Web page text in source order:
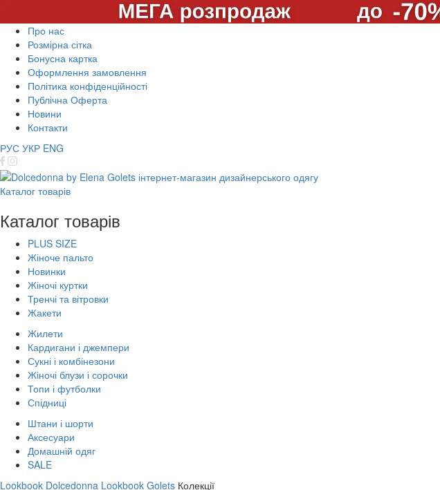
Про нас
Розмірна сітка
Бонусна картка
Оформлення замовлення
Політика конфіденційності
Публічна Оферта
Новини
Контакти
РУС УКР ENG
Каталог товарів
Каталог товарів
PLUS SIZE
Жіноче пальто
Новинки
Жіночі куртки
Тренчі та вітровки
Жакети
Жилети
Кардигани і джемпери
Сукні і комбінезони
Жіночі блузи і сорочки
Топи і футболки
Спідниці
Штани і шорти
Аксесуари
Домашній одяг
SALE
Lookbook Dolcedonna Lookbook Golets Колекції